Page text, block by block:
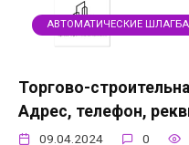
АВТОМАТИЧЕСКИЕ
Торгово-
Адрес, телефон,
09.04.2024 0